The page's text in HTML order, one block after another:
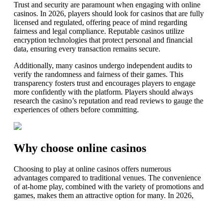
Trust and security are paramount when engaging with online
casinos. In 2026, players should look for casinos that are fully
licensed and regulated, offering peace of mind regarding
fairness and legal compliance. Reputable casinos utilize
encryption technologies that protect personal and financial
data, ensuring every transaction remains secure.
Additionally, many casinos undergo independent audits to
verify the randomness and fairness of their games. This
transparency fosters trust and encourages players to engage
more confidently with the platform. Players should always
research the casino’s reputation and read reviews to gauge the
experiences of others before committing.
Why choose online casinos
Choosing to play at online casinos offers numerous
advantages compared to traditional venues. The convenience
of at-home play, combined with the variety of promotions and
games, makes them an attractive option for many. In 2026,